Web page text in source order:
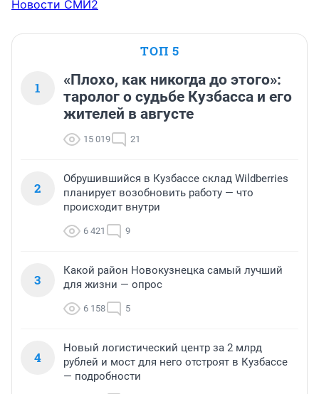
Новости СМИ2
ТОП 5
1
«Плохо, как никогда до этого»:
таролог о судьбе Кузбасса и его
жителей в августе
15 019 21
2
Обрушившийся в Кузбассе склад Wildberries
планирует возобновить работу — что
происходит внутри
6 421 9
3
Какой район Новокузнецка самый лучший
для жизни — опрос
6 158 5
4
Новый логистический центр за 2 млрд
рублей и мост для него отстроят в Кузбассе
— подробности